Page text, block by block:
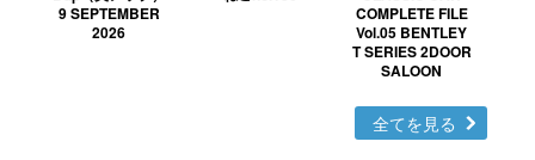
9 SEPTEMBER
2026
COMPLETE FILE
Vol.05 BENTLEY
T SERIES 2DOOR
SALOON
全てを見る